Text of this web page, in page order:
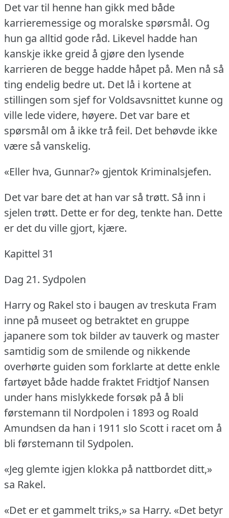
Det var til henne han gikk med både
karrieremessige og moralske spørsmål. Og
hun ga alltid gode råd. Likevel hadde han
kanskje ikke greid å gjøre den lysende
karrieren de begge hadde håpet på. Men nå så
ting endelig bedre ut. Det lå i kortene at
stillingen som sjef for Voldsavsnittet kunne og
ville lede videre, høyere. Det var bare et
spørsmål om å ikke trå feil. Det behøvde ikke
være så vanskelig.
«Eller hva, Gunnar?» gjentok Kriminalsjefen.
Det var bare det at han var så trøtt. Så inn i
sjelen trøtt. Dette er for deg, tenkte han. Dette
er det du ville gjort, kjære.
Kapittel 31
Dag 21. Sydpolen
Harry og Rakel sto i baugen av treskuta Fram
inne på museet og betraktet en gruppe
japanere som tok bilder av tauverk og master
samtidig som de smilende og nikkende
overhørte guiden som forklarte at dette enkle
fartøyet både hadde fraktet Fridtjof Nansen
under hans mislykkede forsøk på å bli
førstemann til Nordpolen i 1893 og Roald
Amundsen da han i 1911 slo Scott i racet om å
bli førstemann til Sydpolen.
«Jeg glemte igjen klokka på nattbordet ditt,»
sa Rakel.
«Det er et gammelt triks,» sa Harry. «Det betyr